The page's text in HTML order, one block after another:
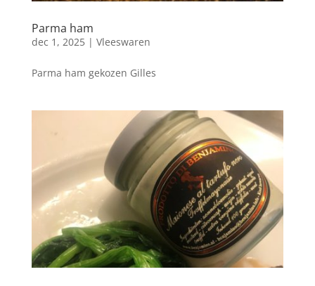
Parma ham
dec 1, 2025| Vleeswaren
Parma ham gekozen Gilles